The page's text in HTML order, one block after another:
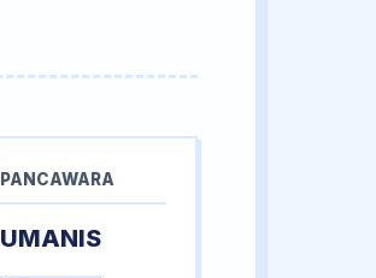
PANCAWARA
UMANIS